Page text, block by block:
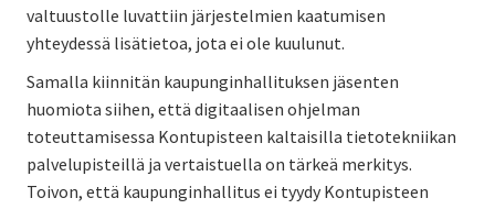
valtuustolle luvattiin järjestelmien kaatumisen
yhteydessä lisätietoa, jota ei ole kuulunut.
Samalla kiinnitän kaupunginhallituksen jäsenten
huomiota siihen, että digitaalisen ohjelman
toteuttamisessa Kontupisteen kaltaisilla tietotekniikan
palvelupisteillä ja vertaistuella on tärkeä merkitys.
Toivon, että kaupunginhallitus ei tyydy Kontupisteen